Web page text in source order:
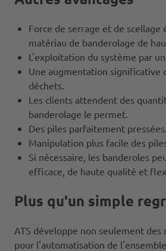
Force de serrage et de
matériau de banderolage de
L'exploitation du système par
Une augmentation significative
déchets.
Les clients attendent des
banderolage le permet.
Des piles parfaitement pressées.
Manipulation plus facile des
Si nécessaire, les banderoles
efficace, de haute qualité et
Plus qu'un simple
ATS développe non seulement des
pour l'automatisation de